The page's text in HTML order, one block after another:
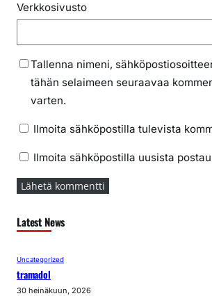
Verkkosivusto
Tallenna nimeni,
tähän selaimeen seuraavaa
varten.
Ilmoita sähköpostilla tulevista
Ilmoita sähköpostilla uusista
Latest News
Uncategorized
tramadol
30 heinäkuun, 2026